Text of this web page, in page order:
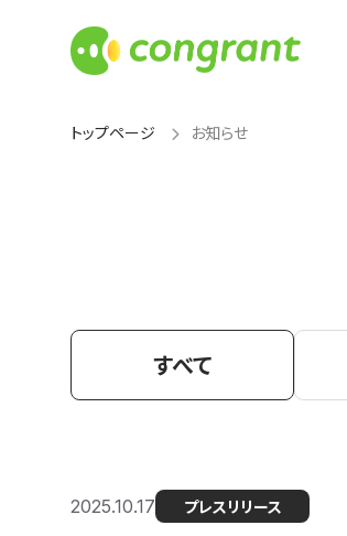
トップページ お知らせ
すべて
2025.10.17 プレスリリース